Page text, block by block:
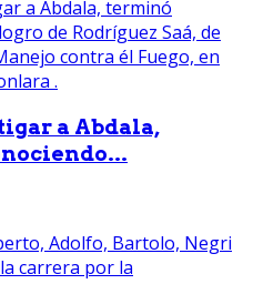
a Abdala,